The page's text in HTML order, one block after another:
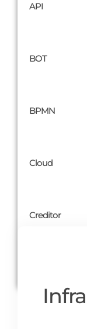
API
BOT
BPMN
Cloud
Creditor